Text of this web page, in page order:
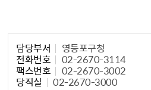
담당부서 영등포구청
전화번호 02-2670-3114
팩스번호 02-2670-3002
당직실 02-2670-3000